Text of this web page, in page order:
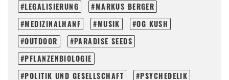
LEGALISIERUNG
MARKUS BERGER
MEDIZINALHANF
MUSIK
OG KUSH
OUTDOOR
PARADISE SEEDS
PFLANZENBIOLOGIE
POLITIK UND GESELLSCHAFT
PSYCHEDELIK